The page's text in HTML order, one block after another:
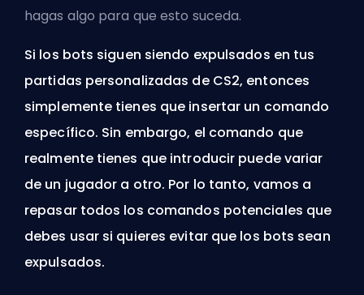
hagas algo para que esto suceda.
Si los bots siguen siendo expulsados en tus
partidas personalizadas de CS2, entonces
simplemente tienes que insertar un comando
específico. Sin embargo, el comando que
realmente tienes que introducir puede variar
de un jugador a otro. Por lo tanto, vamos a
repasar todos los comandos potenciales que
debes usar si quieres evitar que los bots sean
expulsados.